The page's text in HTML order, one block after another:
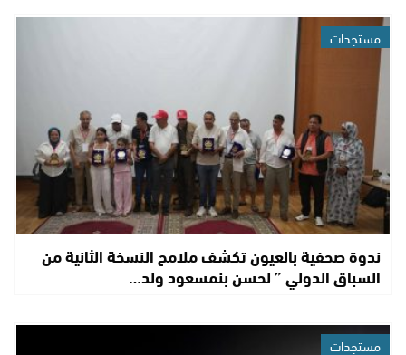
مستجدات
ندوة صحفية بالعيون تكشف ملامح النسخة الثانية من
السباق الدولي ” لحسن بنمسعود ولد…
مستجدات